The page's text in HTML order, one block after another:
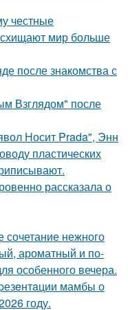
честные
мир больше
после знакомства с
Взглядом" после
Носит Prada", Энн
пластических
рассказала о
нежного
ароматный и по-
особенного вечера.
мамбы о
году.